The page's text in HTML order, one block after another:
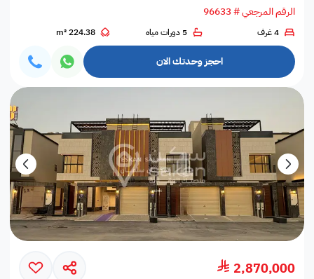
الرقم المرجعي # 96633
4 غرف 5 دورات مياه 224.38 m²
احجز وحدتك الان
2,870,000